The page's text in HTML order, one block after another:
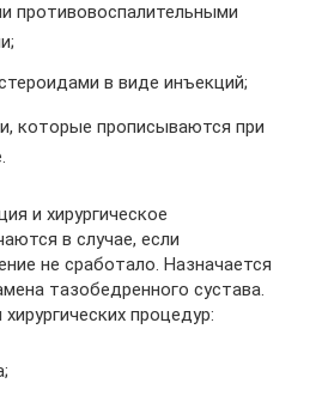
противовоспалительными
в виде инъекций;
которые прописываются при
и хирургическое
в случае, если
не сработало. Назначается
тазобедренного сустава.
процедур: